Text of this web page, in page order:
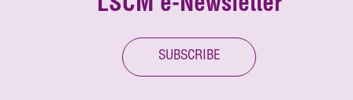
LSCM e-Newsletter
SUBSCRIBE